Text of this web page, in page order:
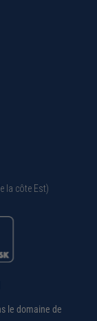
la côte Est)
le domaine de